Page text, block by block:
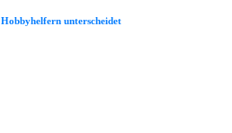
unterscheidet